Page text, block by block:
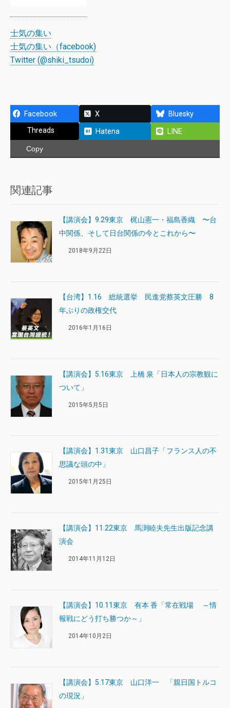
士気の集い
士気の集い（facebook)
Twitter (@shiki_tsudoi)
Facebook X
Bluesky
Threads
Hatena LINE
Copy
関連記事
【講演会】9.29東京 梶山憲一・福島香織 〜台
中関係、そして日台関係の今とこれから〜
2018年9月22日
【台湾】1.16 総統選挙 民進党蔡英文圧勝 8
年ぶりの政権交代
2016年1月16日
【講演会】5.16東京 上橋 泉「日本人の宗教観に
ついて」
2015年5月5日
【講演会】1.31東京 山口昌子「フランス人の不
思議な頭の中」
2015年1月25日
【講演会】11.22東京 馬渕睦夫先生出版記念講
演会
2014年11月12日
【講演会】10.11東京 有本 香「常在戦場 ～情
報戦にどう打ち勝つか～」
2014年10月2日
【講演会】5.17東京 山口洋一 「親日国トルコ
の現況」